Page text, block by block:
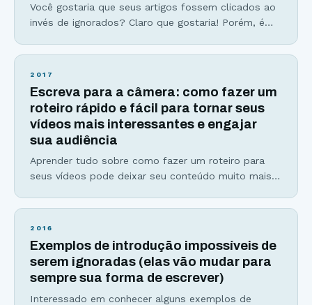
Você gostaria que seus artigos fossem clicados ao
invés de ignorados? Claro que gostaria! Porém, é
necessário para escrever o título perfeito para seu
títulos impossíveis de serem ignorados e clicados.
2017
Escreva para a câmera: como fazer um
roteiro rápido e fácil para tornar seus
vídeos mais interessantes e engajar
sua audiência
Aprender tudo sobre como fazer um roteiro para
seus vídeos pode deixar seu conteúdo muito mais
produtividade. Ainda está em dúvida se vale a pena,
prepare para ser convencido(a), de uma vez por
2016
Exemplos de introdução impossíveis de
serem ignoradas (elas vão mudar para
sempre sua forma de escrever)
Interessado em conhecer alguns exemplos de